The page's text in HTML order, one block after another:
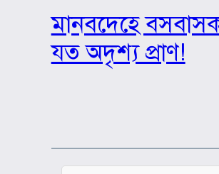
মানবদেহে
যত অদৃশ্য প্রাণ!